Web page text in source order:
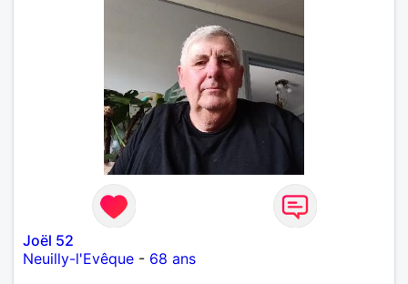
Joël 52
Neuilly-l'Evêque - 68 ans